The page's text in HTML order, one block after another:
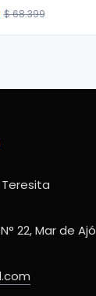
$ 68.399
Teresita
22, Mar de Ajó